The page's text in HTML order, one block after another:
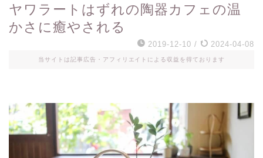
ヤワラートはずれの陶器カフェの温
かさに癒やされる
2019-12-10 / 2024-04-08
当サイトは記事広告・アフィリエイトによる収益を得ております